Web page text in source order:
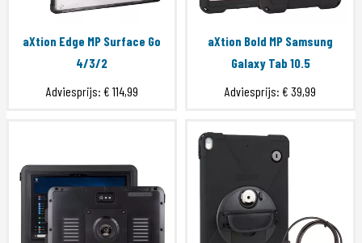
aXtion Edge MP Surface Go
4/3/2
Adviesprijs: € 114,99
aXtion Bold MP Samsung
Galaxy Tab 10.5
Adviesprijs: € 39,99